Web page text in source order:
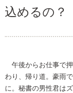
込めるの？
午後からお仕事で押
わり、帰り道。豪雨
に。秘書の男性君は